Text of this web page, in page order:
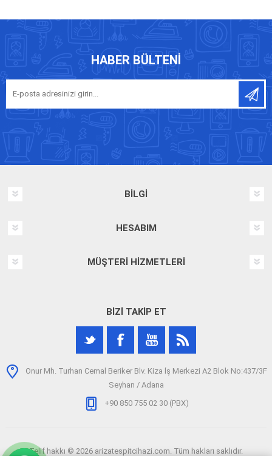
HABER BÜLTENI
BILGI
HESABIM
MÜŞTERI HIZMETLERI
BIZI TAKIP ET
Onur Mh. Turhan Cemal Beriker Blv. Kiza İş Merkezi A2 Blok No:437/3F
Seyhan / Adana
+90 850 755 02 30 (PBX)
Telif hakkı © 2026 arizatespitcihazi.com. Tüm hakları saklıdır.